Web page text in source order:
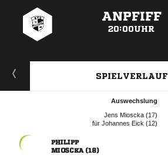
ANPFIFF
20:00UHR
SPIELVERLAUF
Auswechslung
  
für  

 